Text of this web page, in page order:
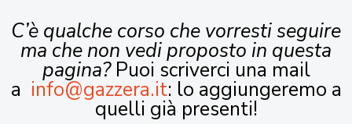
C’è qualche corso che vorresti seguire
ma che non vedi proposto in questa
pagina?Puoi scriverci una mail
a info@gazzera.it: lo aggiungeremo a
quelli già presenti!